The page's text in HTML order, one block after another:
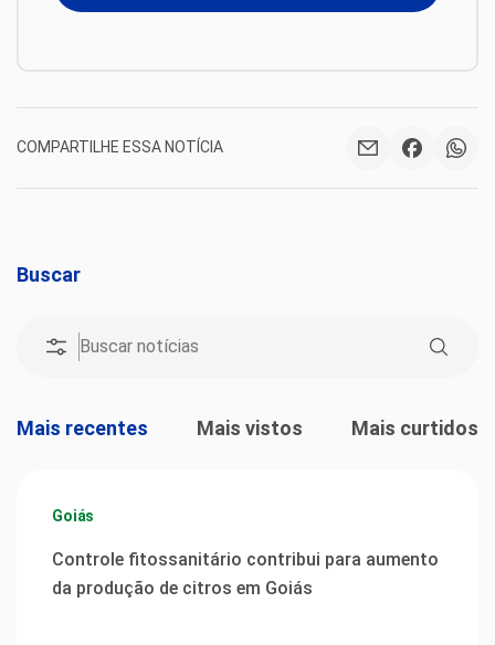
COMPARTILHE ESSA NOTÍCIA
Buscar
Mais recentes Mais vistos Mais curtidos
Goiás
Controle fitossanitário contribui para aumento
da produção de citros em Goiás